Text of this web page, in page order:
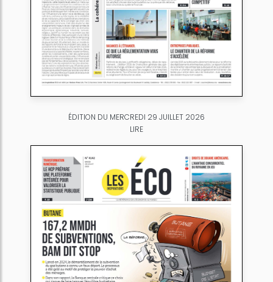
ÉDITION DU MERCREDI 29 JUILLET 2026
LIRE